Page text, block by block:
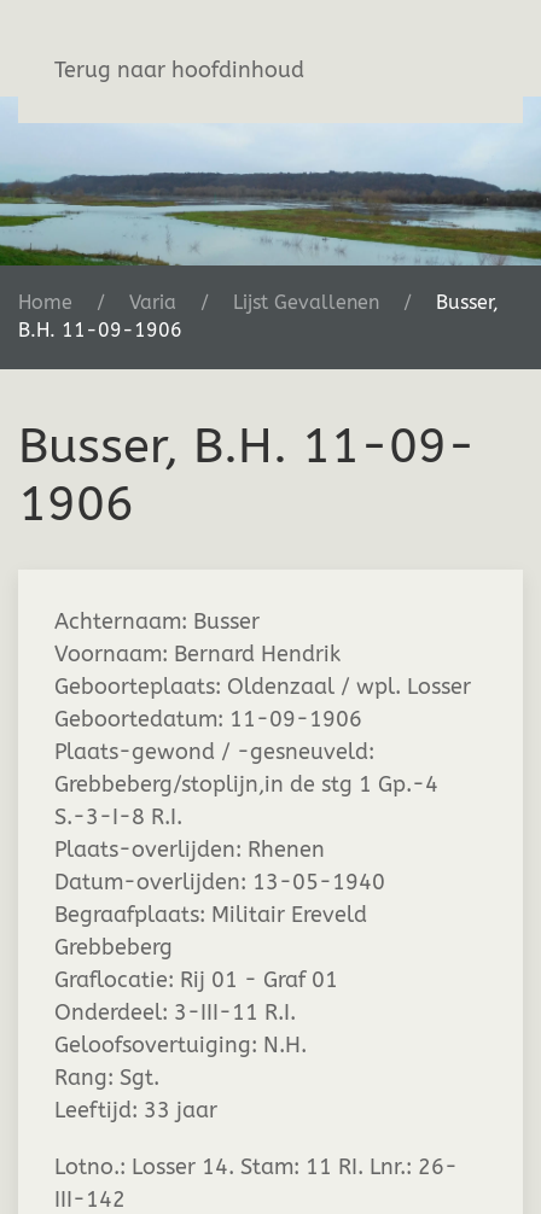
Terug naar hoofdinhoud
Home Varia Lijst Gevallenen
Busser,
B.H. 11-09-1906
Busser, B.H. 11-09-
1906
Achternaam: Busser
Voornaam: Bernard Hendrik
Geboorteplaats: Oldenzaal / wpl. Losser
Geboortedatum: 11-09-1906
Plaats-gewond / -gesneuveld:
Grebbeberg/stoplijn,in de stg 1 Gp.-4
S.-3-I-8 R.I.
Plaats-overlijden: Rhenen
Datum-overlijden: 13-05-1940
Begraafplaats: Militair Ereveld
Grebbeberg
Graflocatie: Rij 01 - Graf 01
Onderdeel: 3-III-11 R.I.
Geloofsovertuiging: N.H.
Rang: Sgt.
Leeftijd: 33 jaar
Lotno.: Losser 14. Stam: 11 RI. Lnr.: 26-
III-142